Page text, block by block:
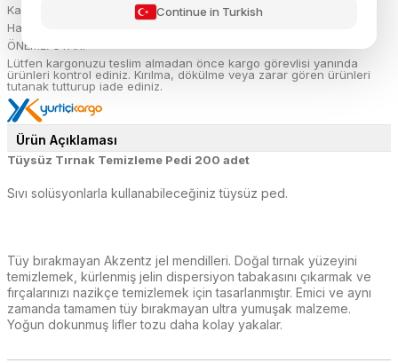
Kargoya Verilme Tarihi:
Hafta içi her gün 16:00'a kadar verilen siparişler aynı gün kargoda
ÖNEMLİ UYARI:
Lütfen kargonuzu teslim almadan önce kargo görevlisi yanında
ürünleri kontrol ediniz. Kırılma, dökülme veya zarar gören ürünleri
tutanak tutturup iade ediniz.
Ürün Açıklaması
Tüysüz Tırnak Temizleme Pedi 200 adet
Sıvı solüsyonlarla kullanabileceğiniz tüysüz ped.
Tüy bırakmayan Akzentz jel mendilleri. Doğal tırnak yüzeyini
temizlemek, kürlenmiş jelin dispersiyon tabakasını çıkarmak ve
fırçalarınızı nazikçe temizlemek için tasarlanmıştır. Emici ve aynı
zamanda tamamen tüy bırakmayan ultra yumuşak malzeme.
Yoğun dokunmuş lifler tozu daha kolay yakalar.
Continue in Turkish